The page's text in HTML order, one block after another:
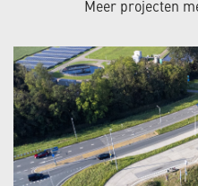
Meer projecten